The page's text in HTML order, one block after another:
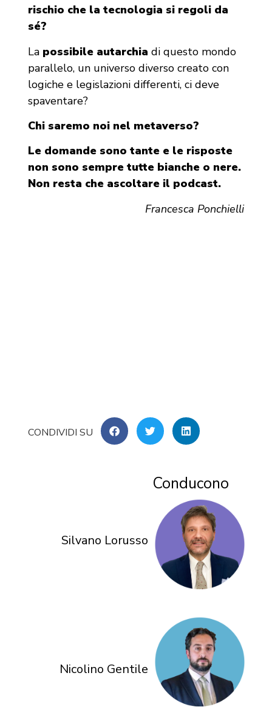
rischio che la tecnologia si regoli da
sé?
La possibile autarchia di questo mondo
parallelo, un universo diverso creato con
logiche e legislazioni differenti, ci deve
spaventare?
Chi saremo noi nel metaverso?
Le domande sono tante e le risposte
non sono sempre tutte bianche o nere.
Non resta che ascoltare il podcast.
Francesca Ponchielli
Conducono
Silvano Lorusso
Nicolino Gentile